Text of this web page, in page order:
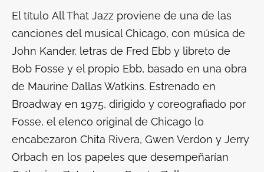
El título All That Jazz proviene de una de las
canciones del musicalChicago, con música de
John Kander, letras de Fred Ebb y libreto de
Bob Fosse y el propio Ebb, basado en una obra
de Maurine Dallas Watkins. Estrenado en
Broadway en 1975, dirigido y coreografiado por
Fosse, el elenco original de Chicago lo
encabezaron Chita Rivera, Gwen Verdon y Jerry
Orbach en los papeles que desempeñarían